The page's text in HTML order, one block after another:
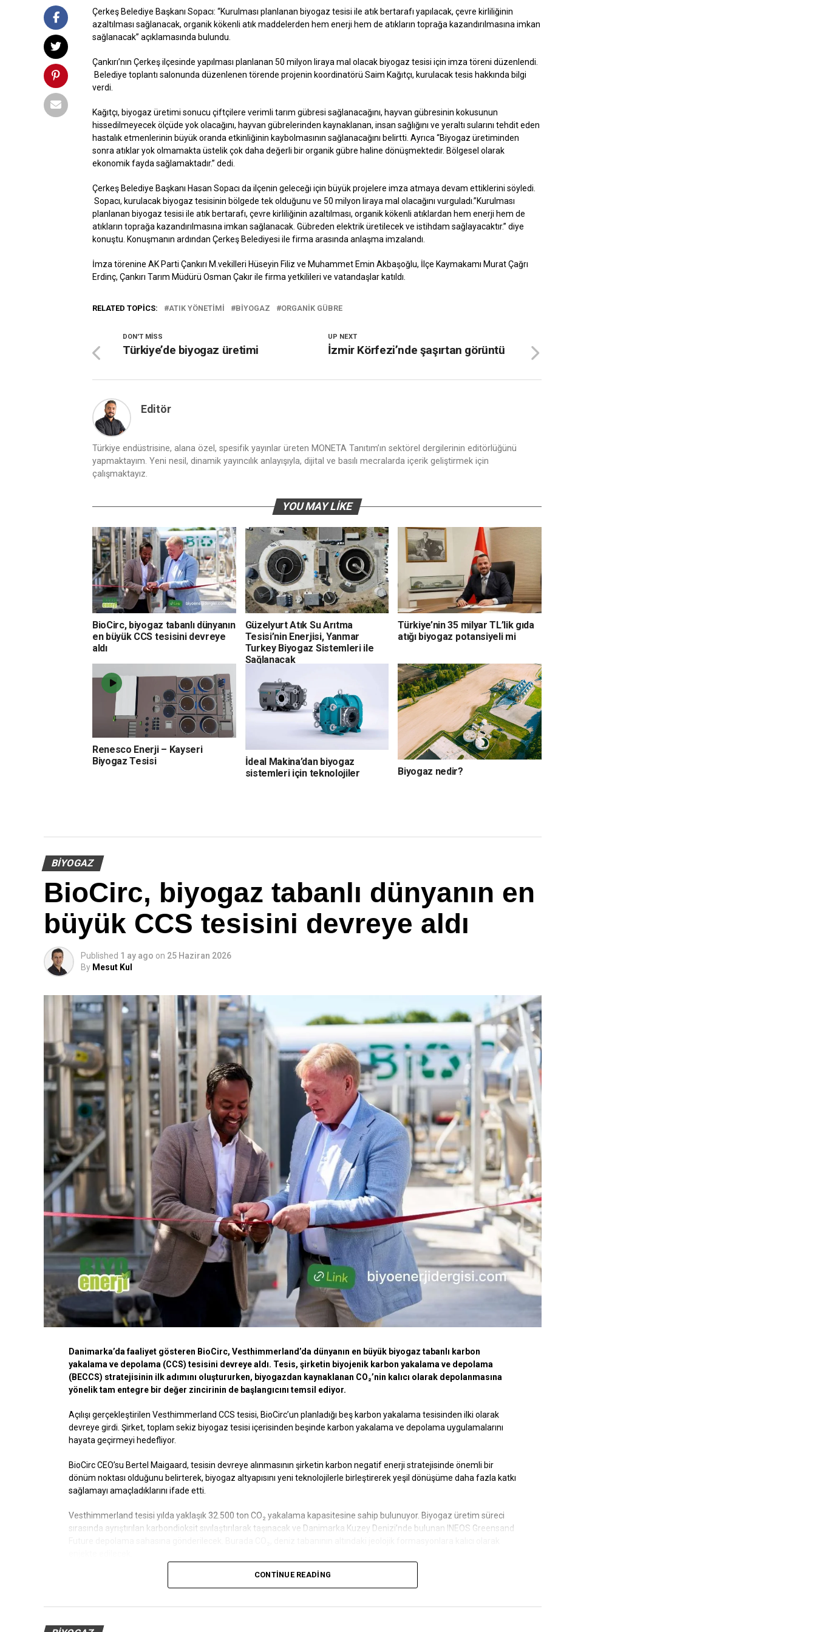
Çerkeş Belediye Başkanı Sopacı: “Kurulması planlanan biyogaz tesisi ile atık bertarafı yapılacak, çevre kirliliğinin
azaltılması sağlanacak, organik kökenli atık maddelerden hem enerji hem de atıkların toprağa kazandırılmasına imkan
sağlanacak” açıklamasında bulundu.
Çankırı’nın Çerkeş ilçesinde yapılması planlanan 50 milyon liraya mal olacak biyogaz tesisi için imza töreni düzenlendi.
Belediye toplantı salonunda düzenlenen törende projenin koordinatörü Saim Kağıtçı, kurulacak tesis hakkında bilgi
verdi.
Kağıtçı, biyogaz üretimi sonucu çiftçilere verimli tarım gübresi sağlanacağını, hayvan gübresinin kokusunun
hissedilmeyecek ölçüde yok olacağını, hayvan gübrelerinden kaynaklanan, insan sağlığını ve yeraltı sularını tehdit eden
hastalık etmenlerinin büyük oranda etkinliğinin kaybolmasının sağlanacağını belirtti. Ayrıca “Biyogaz üretiminden
sonra atıklar yok olmamakta üstelik çok daha değerli bir organik gübre haline dönüşmektedir. Bölgesel olarak
ekonomik fayda sağlamaktadır.” dedi.
Çerkeş Belediye Başkanı Hasan Sopacı da ilçenin geleceği için büyük projelere imza atmaya devam ettiklerini söyledi.
Sopacı, kurulacak biyogaz tesisinin bölgede tek olduğunu ve 50 milyon liraya mal olacağını vurguladı.”Kurulması
planlanan biyogaz tesisi ile atık bertarafı, çevre kirliliğinin azaltılması, organik kökenli atıklardan hem enerji hem de
atıkların toprağa kazandırılmasına imkan sağlanacak. Gübreden elektrik üretilecek ve istihdam sağlayacaktır.” diye
konuştu. Konuşmanın ardından Çerkeş Belediyesi ile firma arasında anlaşma imzalandı.
İmza törenine AK Parti Çankırı M.vekilleri Hüseyin Filiz ve Muhammet Emin Akbaşoğlu, İlçe Kaymakamı Murat Çağrı
Erdinç, Çankırı Tarım Müdürü Osman Çakır ile firma yetkilileri ve vatandaşlar katıldı.
RELATED TOPICS: ATIK YÖNETIMI BIYOGAZ ORGANIK GÜBRE
UP NEXT
İzmir Körfezi’nde şaşırtan görüntü
DON'T MISS
Türkiye’de biyogaz üretimi
Editör
Türkiye endüstrisine, alana özel, spesifik yayınlar üreten MONETA Tanıtım’ın sektörel dergilerinin editörlüğünü
yapmaktayım. Yeni nesil, dinamik yayıncılık anlayışıyla, dijital ve basılı mecralarda içerik geliştirmek için
çalışmaktayız.
YOU MAY LIKE
BioCirc, biyogaz tabanlı dünyanın
en büyük CCS tesisini devreye
aldı
Güzelyurt Atık Su Arıtma
Tesisi’nin Enerjisi, Yanmar
Turkey Biyogaz Sistemleri ile
Sağlanacak
Türkiye’nin 35 milyar TL’lik gıda
atığı biyogaz potansiyeli mi
Renesco Enerji – Kayseri
Biyogaz Tesisi
İdeal Makina’dan biyogaz
sistemleri için teknolojiler
Biyogaz nedir?
BIYOGAZ
BioCirc, biyogaz tabanlı dünyanın en
büyük CCS tesisini devreye aldı
Published 1 ay ago on 25 Haziran 2026
By Mesut Kul
Danimarka’da faaliyet gösteren BioCirc, Vesthimmerland’da dünyanın en büyük biyogaz tabanlı karbon
yakalama ve depolama (CCS) tesisini devreye aldı. Tesis, şirketin biyojenik karbon yakalama ve depolama
(BECCS) stratejisinin ilk adımını oluştururken, biyogazdan kaynaklanan CO₂’nin kalıcı olarak depolanmasına
yönelik tam entegre bir değer zincirinin de başlangıcını temsil ediyor.
Açılışı gerçekleştirilen Vesthimmerland CCS tesisi, BioCirc’un planladığı beş karbon yakalama tesisinden ilki olarak
devreye girdi. Şirket, toplam sekiz biyogaz tesisi içerisinden beşinde karbon yakalama ve depolama uygulamalarını
hayata geçirmeyi hedefliyor.
BioCirc CEO’su Bertel Maigaard, tesisin devreye alınmasının şirketin karbon negatif enerji stratejisinde önemli bir
dönüm noktası olduğunu belirterek, biyogaz altyapısını yeni teknolojilerle birleştirerek yeşil dönüşüme daha fazla katkı
sağlamayı amaçladıklarını ifade etti.
Vesthimmerland tesisi yılda yaklaşık 32.500 ton CO₂ yakalama kapasitesine sahip bulunuyor. Biyogaz üretim süreci
sırasında ayrıştırılan karbondioksit sıvılaştırılarak taşınacak ve Danimarka Kuzey Denizi’nde bulunan INEOS Greensand
Proje, dağınık yapıdaki biyogaz tesislerinden karbon yakalanması, taşınması ve açık deniz depolama alanlarına
ulaştırılması süreçlerini kapsayan tam bir CCS değer zinciri oluşturuyor. Söz konusu yatırım, Danimarka Enerji Ajansı
CONTINUE READING